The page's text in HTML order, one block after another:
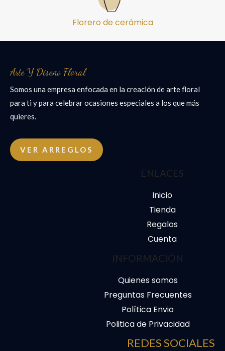
Florero de cerámica
Arte Y Diseño Floral
Somos una empresa enfocada en la creación de arte floral
para ti y para celebrar ocasiones especiales a los que más
quieres.
VER ARREGLOS
ENLACES
Inicio
Tienda
Regalos
Cuenta
INFORMACIÓN
Quienes somos
Preguntas Frecuentes
Política Envio
Politica de Privacidad
REDES SOCIALES